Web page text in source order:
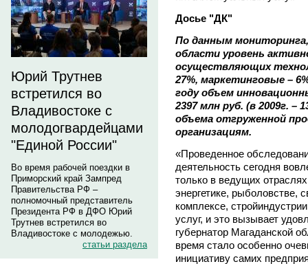
Юрий Трутнев
встретился во
Владивостоке с
молодогвардейцами
"Единой России"
Во время рабочей поездки в
Приморский край Зампред
Правительства РФ –
полномочный представитель
Президента РФ в ДФО Юрий
Трутнев встретился во
Владивостоке с молодежью.
статьи раздела
Досье "ДК"
По данным
области уровень
осуществляющих
27%, маркетинговые –
году объем
2397 млн руб. (в 2009г. –
объема отгруженной
организациям.
«Проведенное
деятельность сегодня
только в ведущих
энергетике, рыболовстве,
комплексе,
услуг, и это вызывает
губернатор Магаданской
время стало особенно
инициативу самих